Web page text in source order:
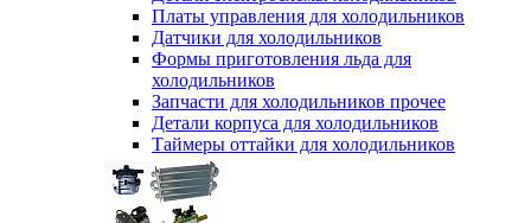
Платы управления для холодильников
Датчики для холодильников
Формы приготовления льда для
холодильников
Запчасти для холодильников прочее
Детали корпуса для холодильников
Таймеры оттайки для холодильников